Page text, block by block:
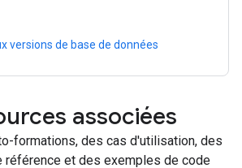
versions de base de données
associées
formations, des cas d'utilisation, des
référence et des exemples de code